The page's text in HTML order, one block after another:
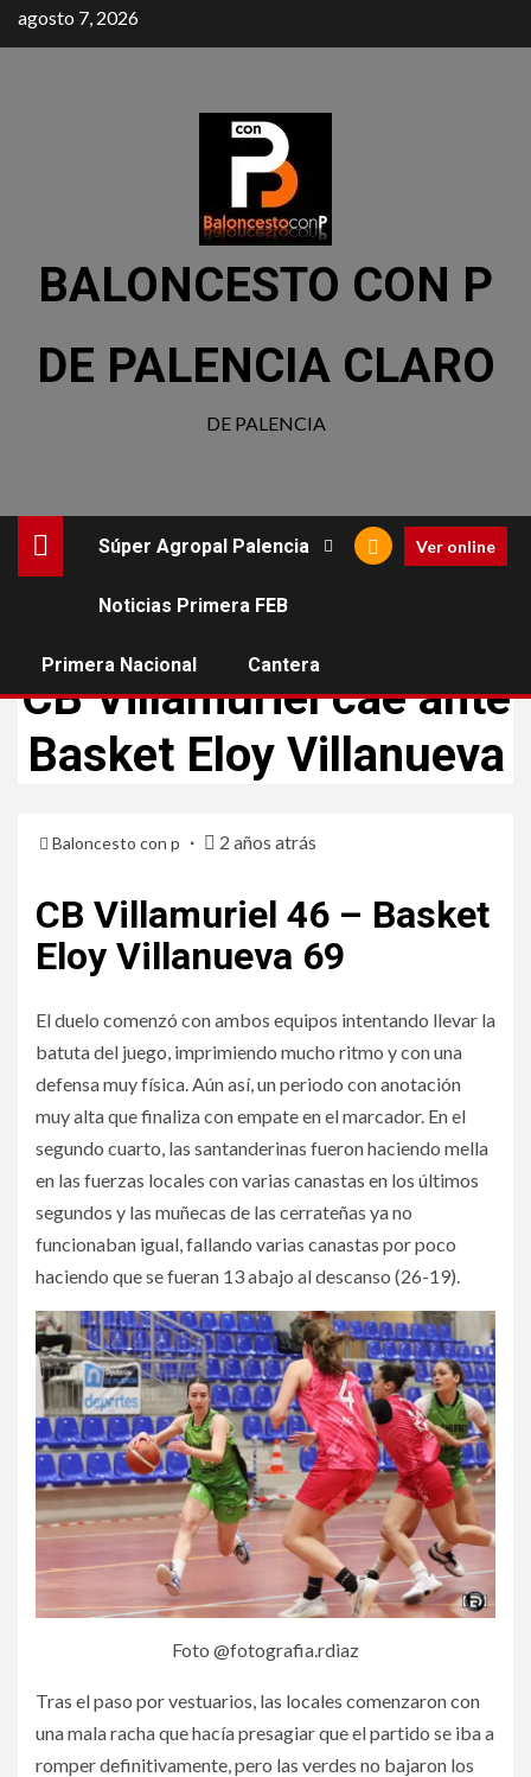
agosto 7, 2026
BALONCESTO CON P
DE PALENCIA CLARO
DE PALENCIA
Súper Agropal Palencia
Noticias Primera FEB
Primera Nacional Cantera
Ver online
CB Villamuriel cae ante
Basket Eloy Villanueva
Baloncesto con p 2 años atrás
CB Villamuriel 46 – Basket
Eloy Villanueva 69
El duelo comenzó con ambos equipos intentando llevar la
batuta del juego, imprimiendo mucho ritmo y con una
defensa muy física. Aún así, un periodo con anotación
muy alta que finaliza con empate en el marcador. En el
segundo cuarto, las santanderinas fueron haciendo mella
en las fuerzas locales con varias canastas en los últimos
segundos y las muñecas de las cerrateñas ya no
funcionaban igual, fallando varias canastas por poco
haciendo que se fueran 13 abajo al descanso (26-19).
Foto @fotografia.rdiaz
Tras el paso por vestuarios, las locales comenzaron con
una mala racha que hacía presagiar que el partido se iba a
romper definitivamente, pero las verdes no bajaron los